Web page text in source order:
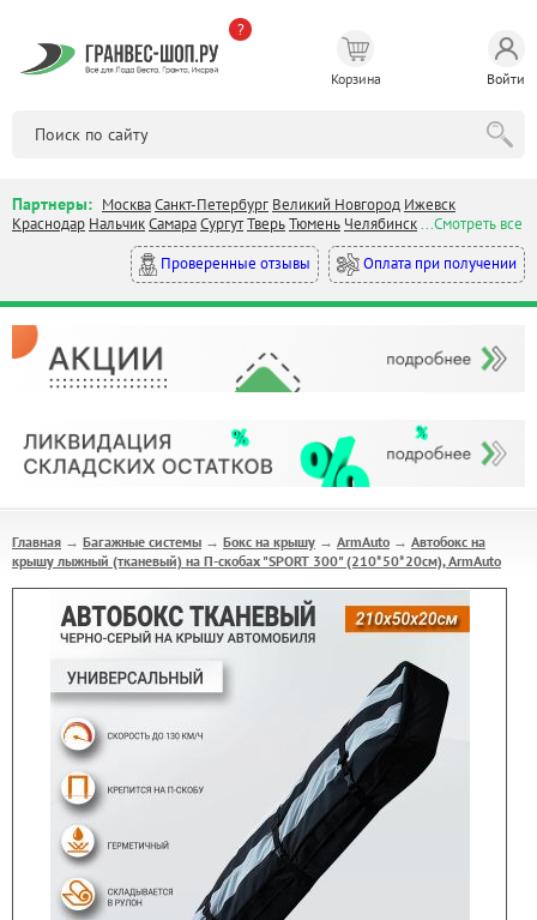
?
Корзина Войти
Партнеры: МоскваСанкт-Петербург Великий Новгород Ижевск
Краснодар НальчикСамараСургутТверьТюмень Челябинск...Смотреть все
Проверенные отзывы
Оплата при получении
Главная → Багажные системы → Бокс на крышу → ArmAuto → Автобокс на
крышу лыжный (тканевый) на П-скобах "SPORT 300" (210*50*20см), ArmAuto